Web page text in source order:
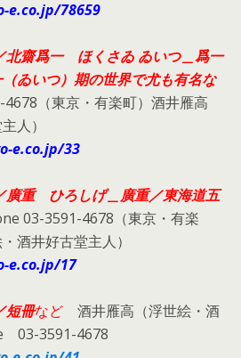
78659
北齋爲一 ほくさゐ ゐいつ＿爲一
ゐいつ）期の世界で尤も有名な
（東京・有楽町）酒井雁高
人）
e.co.jp/33
廣重 ひろしげ＿廣重／東海道五
03-3591-4678（東京・有楽
酒井好古堂主人）
e.co.jp/17
短冊など 酒井雁高（浮世絵・酒
03-3591-4678